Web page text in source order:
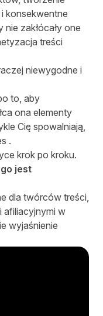
konsekwentne
zakłócały one
treści
niewygodne i
to, aby
ona elementy
Cię spowalniają,
.
krok po kroku.
jest
dla twórców treści,
afiliacyjnymi w
wyjaśnienie